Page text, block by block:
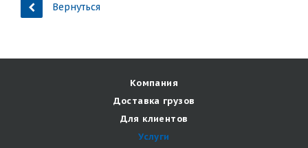
Вернуться
Компания
Доставка грузов
Для клиентов
Услуги